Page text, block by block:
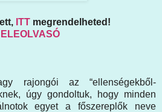
ITT megrendelheted!
rajongói az “ellenségekből-
úgy gondoltuk, hogy minden
egyet a főszereplők neve